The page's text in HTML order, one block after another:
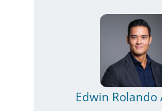
Edwin Rolando